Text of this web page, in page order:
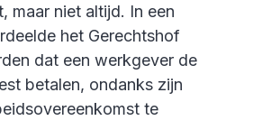
maar niet altijd. In een
het Gerechtshof
dat een werkgever de
betalen, ondanks zijn
te